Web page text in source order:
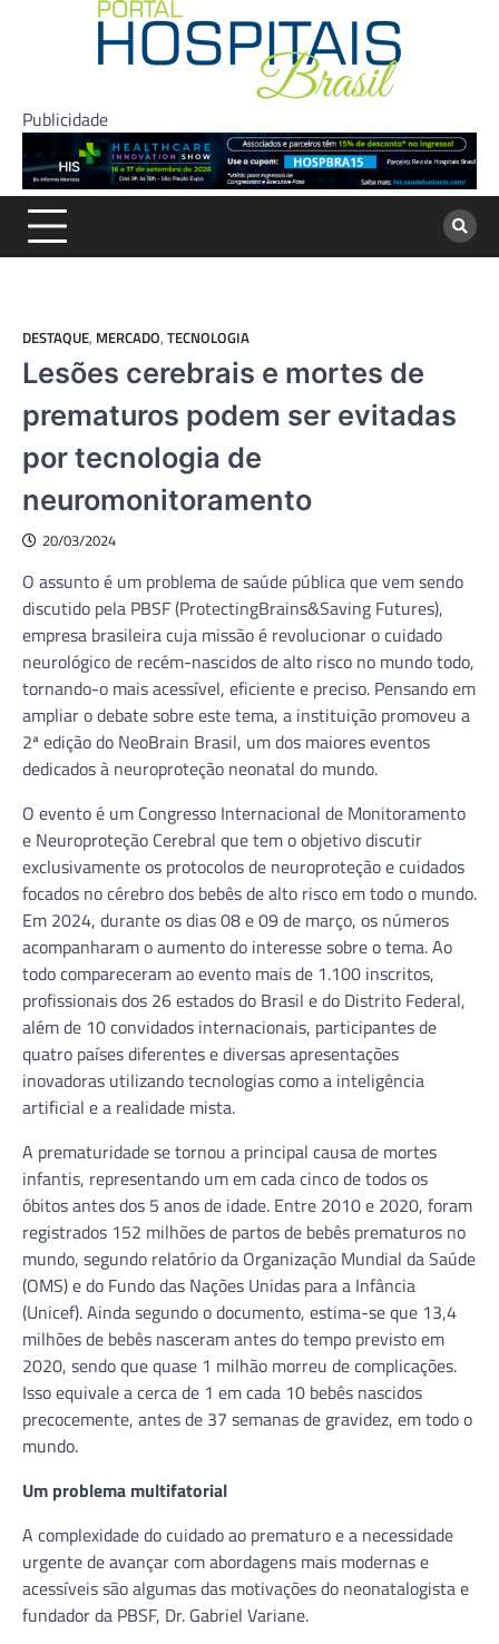
Publicidade
DESTAQUE, MERCADO, TECNOLOGIA
Lesões cerebrais e mortes de
prematuros podem ser evitadas
por tecnologia de
neuromonitoramento
20/03/2024
O assunto é um problema de saúde pública que vem sendo
discutido pela PBSF (ProtectingBrains&Saving Futures),
empresa brasileira cuja missão é revolucionar o cuidado
neurológico de recém-nascidos de alto risco no mundo todo,
tornando-o mais acessível, eficiente e preciso. Pensando em
ampliar o debate sobre este tema, a instituição promoveu a
2ª edição do NeoBrain Brasil, um dos maiores eventos
dedicados à neuroproteção neonatal do mundo.
O evento é um Congresso Internacional de Monitoramento
e Neuroproteção Cerebral que tem o objetivo discutir
exclusivamente os protocolos de neuroproteção e cuidados
focados no cérebro dos bebês de alto risco em todo o mundo.
Em 2024, durante os dias 08 e 09 de março, os números
acompanharam o aumento do interesse sobre o tema. Ao
todo compareceram ao evento mais de 1.100 inscritos,
profissionais dos 26 estados do Brasil e do Distrito Federal,
além de 10 convidados internacionais, participantes de
quatro países diferentes e diversas apresentações
inovadoras utilizando tecnologias como a inteligência
artificial e a realidade mista.
A prematuridade se tornou a principal causa de mortes
infantis, representando um em cada cinco de todos os
óbitos antes dos 5 anos de idade. Entre 2010 e 2020, foram
registrados 152 milhões de partos de bebês prematuros no
mundo, segundo relatório da Organização Mundial da Saúde
(OMS) e do Fundo das Nações Unidas para a Infância
(Unicef). Ainda segundo o documento, estima-se que 13,4
milhões de bebês nasceram antes do tempo previsto em
2020, sendo que quase 1 milhão morreu de complicações.
Isso equivale a cerca de 1 em cada 10 bebês nascidos
precocemente, antes de 37 semanas de gravidez, em todo o
mundo.
Um problema multifatorial
A complexidade do cuidado ao prematuro e a necessidade
urgente de avançar com abordagens mais modernas e
acessíveis são algumas das motivações do neonatalogista e
fundador da PBSF, Dr. Gabriel Variane.